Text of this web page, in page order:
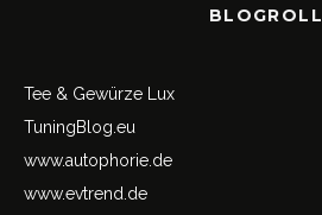
BLOGROLL
Tee & Gewürze Lux
TuningBlog.eu
www.autophorie.de
www.evtrend.de